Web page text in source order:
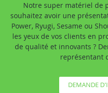
Notre super matériel de
souhaitez avoir une
Power, Ryugi, Sesame ou
les yeux de vos clients en
de qualité et innovants ?
représentant
DEMANDE